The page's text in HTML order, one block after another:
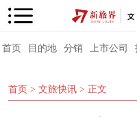
首页 目的地 分销 上市公司
首页 > 文旅快讯 > 正文